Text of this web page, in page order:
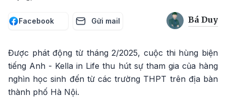
Facebook Gửi mail Bá Duy
Được phát động từ tháng 2/2025, cuộc thi hùng biện
tiếng Anh - Kella in Life thu hút sự tham gia của hàng
nghìn học sinh đến từ các trường THPT trên địa bàn
thành phố Hà Nội.